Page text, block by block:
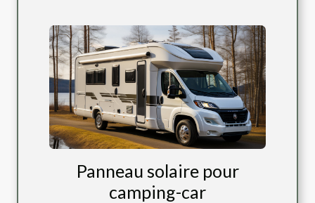
Panneau solaire pour
camping-car